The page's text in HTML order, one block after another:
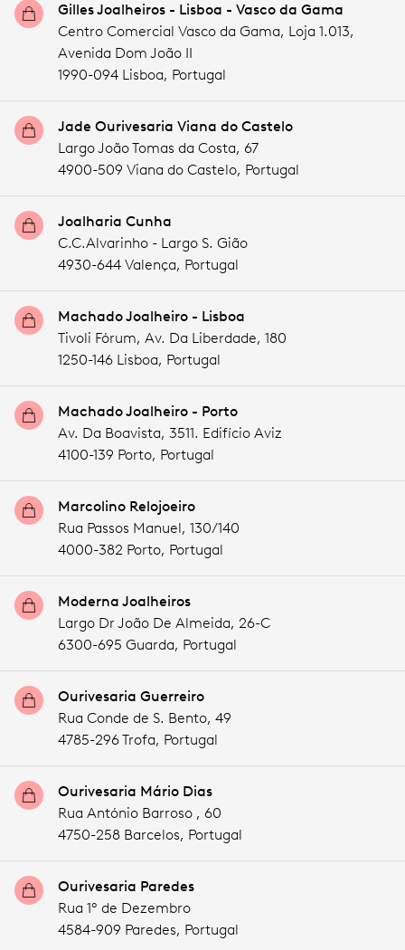
Gilles Joalheiros - Lisboa - Vasco da Gama
Centro Comercial Vasco da Gama, Loja 1.013,
Avenida Dom João II
1990-094 Lisboa, Portugal
Jade Ourivesaria Viana do Castelo
Largo João Tomas da Costa, 67
4900-509 Viana do Castelo, Portugal
Joalharia Cunha
C.C.Alvarinho - Largo S. Gião
4930-644 Valença, Portugal
Machado Joalheiro - Lisboa
Tivoli Fórum, Av. Da Liberdade, 180
1250-146 Lisboa, Portugal
Machado Joalheiro - Porto
Av. Da Boavista, 3511. Edifício Aviz
4100-139 Porto, Portugal
Marcolino Relojoeiro
Rua Passos Manuel, 130/140
4000-382 Porto, Portugal
Moderna Joalheiros
Largo Dr João De Almeida, 26-C
6300-695 Guarda, Portugal
Ourivesaria Guerreiro
Rua Conde de S. Bento, 49
4785-296 Trofa, Portugal
Ourivesaria Mário Dias
Rua António Barroso , 60
4750-258 Barcelos, Portugal
Ourivesaria Paredes
Rua 1º de Dezembro
4584-909 Paredes, Portugal